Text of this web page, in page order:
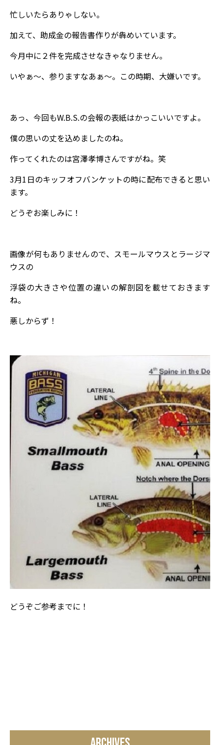
忙しいたらありゃしない。
加えて、助成金の報告書作りが犇めいています。
今月中に２件を完成させなきゃなりません。
いやぁ～、参りますなあぁ～。この時期、大嫌いです。
あっ、今回もW.B.S.の会報の表紙はかっこいいですよ。
僕の思いの丈を込めましたのね。
作ってくれたのは宮澤孝博さんですがね。笑
3月1日のキッフオフバンケットの時に配布できると思い
ます。
どうぞお楽しみに！
画像が何もありませんので、スモールマウスとラージマ
ウスの
浮袋の大きさや位置の違いの解剖図を載せておきます
ね。
悪しからず！
どうぞご参考までに！